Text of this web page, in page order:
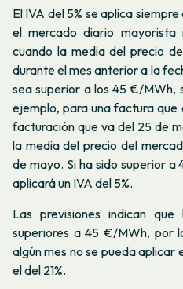
El IVA del 5% se aplica
el mercado diario mayorista
cuando la media del precio
durante el mes anterior a la
sea superior a los 45 €/MWh,
ejemplo, para una factura
facturación que va del 25 de
la media del precio del
de mayo. Si ha sido superior
aplicará un IVA del 5%.
Las previsiones indican
superiores a 45 €/MWh, por
algún mes no se pueda aplicar
el del 21%.